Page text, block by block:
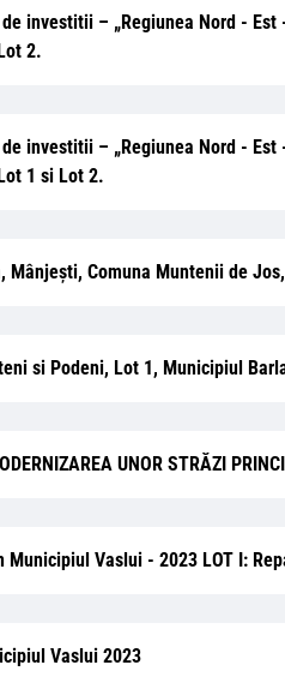
investitii – „Regiunea Nord -
2.
investitii – „Regiunea Nord -
1 si Lot 2.
Mânjești, Comuna Muntenii de
si Podeni, Lot 1, Municipiul
UNOR STRĂZI
Vaslui - 2023 LOT I:
Vaslui 2023